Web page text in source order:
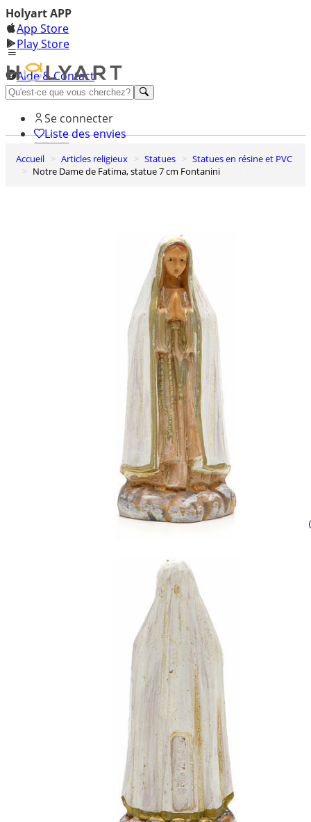
Holyart APP
App Store
Play Store
Aide & Contact
Découvrez Premium
Se connecter
Liste des envies
0
Panier
Accueil Articles religieux Statues
Statues en résine et PVC
Notre Dame de Fatima, statue 7 cm Fontanini